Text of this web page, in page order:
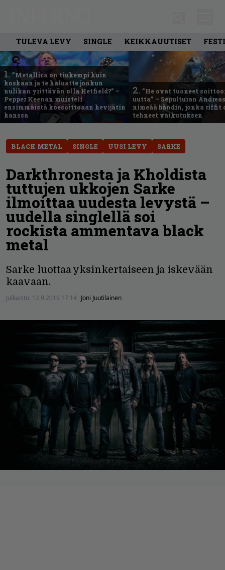
TULEVA LEVY SINGLE KEIKKAUUTISET
1. ”Metallica on tiukempi kuin
koskaan ja te haluatte jonkun
nulikan yrittävän olla Hetfield?” –
Pepper Keenan muisteli
ensimmäistä koesoittoaan hevijätin
kanssa
2. ”He ovat tuoneet
uutta” – Sepulturan
nimeää bändin, jonka riffit
tehneet vaikutuksen
BLACK METAL SINGLE UUSI LEVY SARKE
Darkthronesta ja Kholdista
tuttujen ukkojen Sarke
ilmoittaa uudesta levystä –
uudella singlellä soi
rockista ammentava black
metal
Sarke luottaa yksinkertaiseen ja iskevään
kaavaan.
Julkaistu: 12.9.2019 17:14 Joni Juutilainen